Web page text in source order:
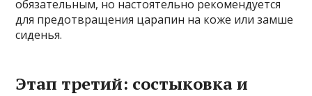
обязательным, но настоятельно рекомендуется
для предотвращения царапин на коже или замше
сиденья.
Этап третий: состыковка и